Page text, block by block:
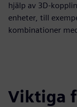
hjälp av 3D-
enheter, till
kombinationer
Viktiga